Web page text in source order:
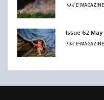
'પંખ' E-MAGAZINE
Issue 62 May
'પંખ' E-MAGAZINE